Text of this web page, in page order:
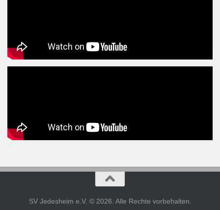
SV Jedesheim e.V. © 2026. Alle Rechte vorbehalten.